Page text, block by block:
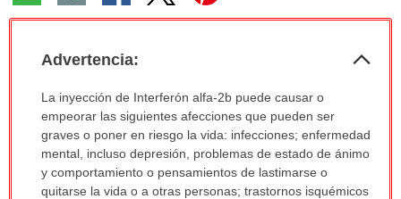
Advertencia:
Advertencia:
sido
extendido.
La inyección de Interferón alfa-2b puede causar o
empeorar las siguientes afecciones que pueden ser
graves o poner en riesgo la vida: infecciones; enfermedad
mental, incluso depresión, problemas de estado de ánimo
y comportamiento o pensamientos de lastimarse o
quitarse la vida o a otras personas; trastornos isquémicos